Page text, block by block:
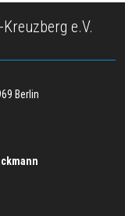
e.V.
Berlin